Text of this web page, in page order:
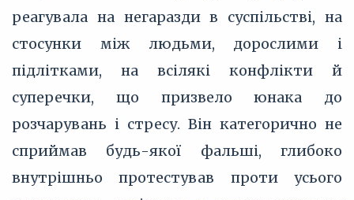
реагувала на негаразди в суспільстві, на
стосунки між людьми, дорослими і
підлітками, на всілякі конфлікти й
суперечки, що призвело юнака до
розчарувань і стресу. Він категорично не
сприймав будь-якої фальші, глибоко
внутрішньо протестував проти усього